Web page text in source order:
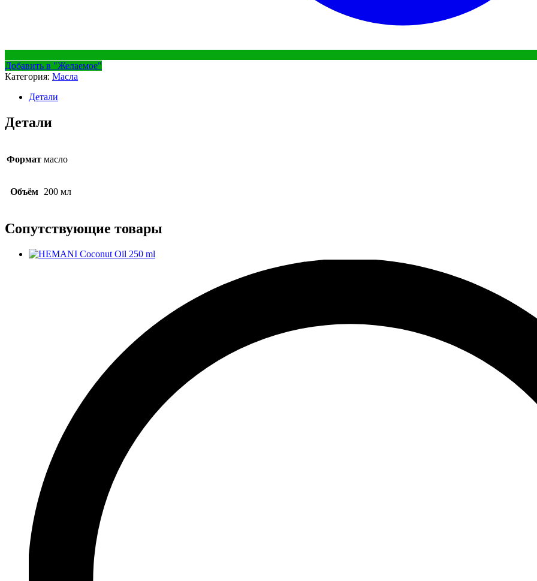
Добавить в "Желаемое"
Категория: Масла
Детали
Детали
Формат масло
Объём 200 мл
Сопутствующие товары